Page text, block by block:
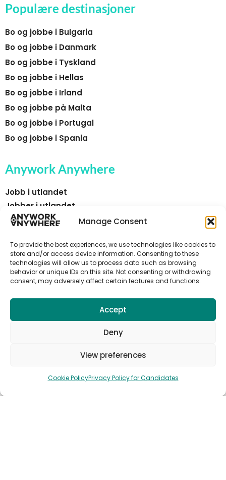
Manage Consent
To provide the best experiences, we use technologies like cookies to
store and/or access device information. Consenting to these
technologies will allow us to process data such as browsing
behavior or unique IDs on this site. Not consenting or withdrawing
consent, may adversely affect certain features and functions.
Accept
Deny
View preferences
Cookie PolicyPrivacy Policy for Candidates
Populære destinasjoner
Bo og jobbe i Bulgaria
Bo og jobbe i Danmark
Bo og jobbe i Tyskland
Bo og jobbe i Hellas
Bo og jobbe i Irland
Bo og jobbe på Malta
Bo og jobbe i Portugal
Bo og jobbe i Spania
Anywork Anywhere
Jobb i utlandet
Jobber i utlandet
Faste jobber i utlandet
Land
Om Oss
Publiser en stilling
Snakk med salg
Abonner på jobbvarsler fra Anywork
🌞 MOTTA JOBBVARSLER